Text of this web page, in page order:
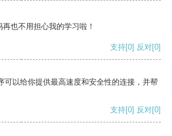
也不用担心我的学习啦！
支持[0] 反对[0]
可以给你提供最高速度和安全性的连接，并帮
支持[0] 反对[0]